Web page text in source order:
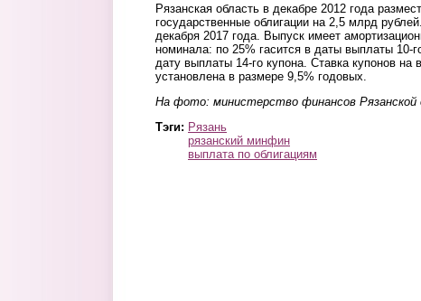
Рязанская область в декабре 2012 года
государственные облигации на 2,5 млрд
декабря 2017 года. Выпуск имеет
номинала: по 25% гасится в даты выплаты 10-
дату выплаты 14-го купона. Ставка купонов на
установлена в размере 9,5% годовых.
На фото: министерство финансов Рязанской
Тэги: Рязань
рязанский минфин
выплата по облигациям